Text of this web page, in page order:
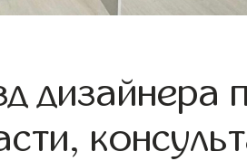
дизайнера